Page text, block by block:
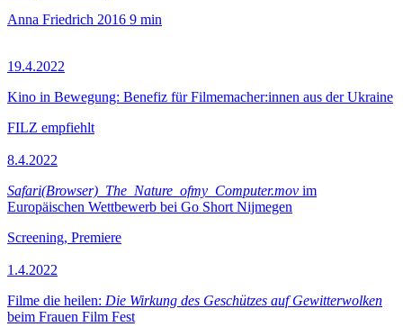
Anna Friedrich 2016 9 min
19.4.2022
Kino in Bewegung: Benefiz für Filmemacher:innen aus der Ukraine
FILZ empfiehlt
8.4.2022
Safari(Browser)_The_Nature_ofmy_Computer.mov im
Europäischen Wettbewerb bei Go Short Nijmegen
Screening, Premiere
1.4.2022
Filme die heilen: Die Wirkung des Geschützes auf Gewitterwolken
beim Frauen Film Fest